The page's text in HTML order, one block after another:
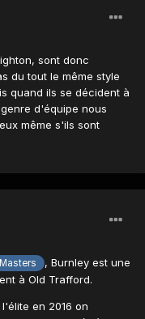
sont donc
du tout le même style
quand ils se décident à
d'équipe nous
même s'ils sont
, Burnley est une
à Old Trafford.
en 2016 on